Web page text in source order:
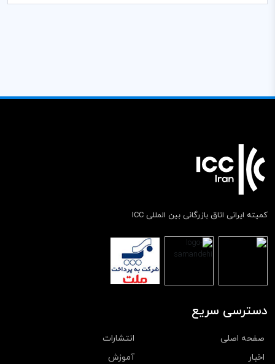
کمیته ایرانی اتاق بازرگانی بین المللی ICC
دسترسی سریع
صفحه اصلی
انتشارات
اخبار
آموزش